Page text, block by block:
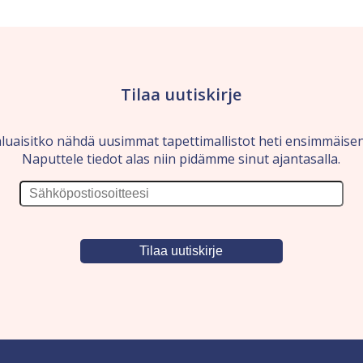
Tilaa uutiskirje
nähdä uusimmat tapettimallistot heti
Naputtele tiedot alas niin pidämme sinut ajantasalla.